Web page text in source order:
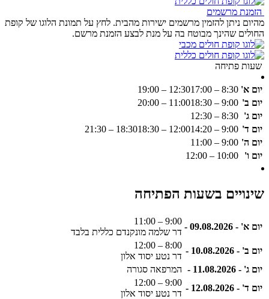
הזמנת מרשמים
מהיום ניתן להזמין מרשמים ישירות מהבית. לחץ על תמונת הלוגו של קופת
החולים שהינך מבוטח בה על מנת לבצע הזמנת מרשם.
שעות פתיחה
יום א' 8:30 – 12:30
17:00 – 19:00
יום ב' 9:00 – 11:00
18:30 – 20:00
יום ג' 8:30 – 12:30
יום ד' 9:00 – 12:00
14:20 – 18:30
18:30 – 21:30
יום ה' 9:00 – 11:00
יום ו'
10:00 – 12:00
שינויים בשעות הפתיחה
יום א' - 09.08.2026 -
9:00 – 11:00
דר שלמה מונקנדם כללית בלבד
יום ב' - 10.08.2026 -
8:00 – 12:00
דר נטע יסוד אלון
יום ג' - 11.08.2026 -
המרפאה סגורה
יום ד' - 12.08.2026 -
9:00 – 12:00
דר נטע יסוד אלון